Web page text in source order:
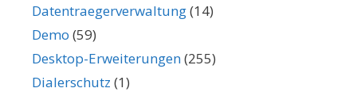
Datentraegerverwaltung(14)
Demo (59)
Desktop-Erweiterungen(255)
Dialerschutz (1)